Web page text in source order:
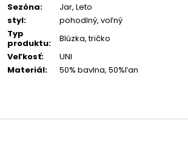
Sezóna:
Jar, Leto
styl:
pohodlný, voľný
Typ
produktu:
Blúzka, tričko
Veľkosť:
UNI
Materiál: 50% bavlna, 50%ľan